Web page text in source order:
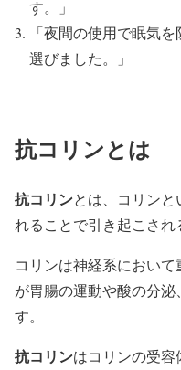
す。」
「夜間の使用で眠気を
選びました。」
抗コリンとは
抗コリンとは、コリン
れることで引き起こされ
コリンは神経系におい
が胃腸の運動や酸の分
す。
抗コリンはコリンの受